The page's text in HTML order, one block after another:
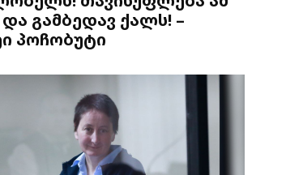
და გამბედავ ქალს! –
პოჩობუტი